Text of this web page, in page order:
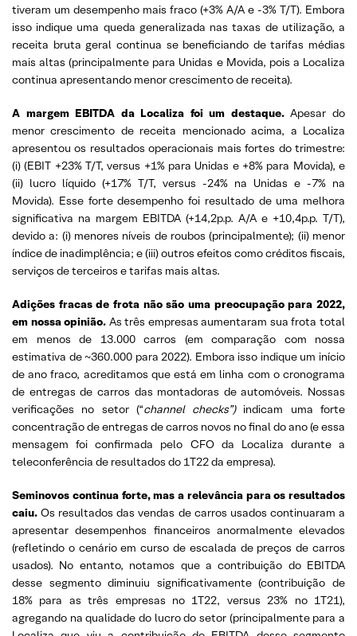
tiveram um desempenho mais fraco (+3% A/A e -3% T/T). Embora
isso indique uma queda generalizada nas taxas de utilização, a
receita bruta geral continua se beneficiando de tarifas médias
mais altas (principalmente para Unidas e Movida, pois a Localiza
continua apresentando menor crescimento de receita).
A margem EBITDA da Localiza foi um destaque.Apesar do
menor crescimento de receita mencionado acima, a Localiza
apresentou os resultados operacionais mais fortes do trimestre:
(i) (EBIT +23% T/T, versus +1% para Unidas e +8% para Movida), e
(ii) lucro líquido (+17% T/T, versus -24% na Unidas e -7% na
Movida). Esse forte desempenho foi resultado de uma melhora
significativa na margem EBITDA (+14,2p.p. A/A e +10,4p.p. T/T),
devido a: (i) menores níveis de roubos (principalmente); (ii) menor
índice de inadimplência; e (iii) outros efeitos como créditos fiscais,
serviços de terceiros e tarifas mais altas.
Adições fracas de frota não são uma preocupação para 2022,
em nossa opinião. As três empresas aumentaram sua frota total
em menos de 13.000 carros (em comparação com nossa
estimativa de ~360.000 para 2022). Embora isso indique um início
de ano fraco, acreditamos que está em linha com o cronograma
de entregas de carros das montadoras de automóveis. Nossas
verificações no setor (“channel checks”)indicam uma forte
concentração de entregas de carros novos no final do ano (e essa
mensagem foi confirmada pelo CFO da Localiza durante a
teleconferência de resultados do 1T22 da empresa).
Seminovos continua forte, mas a relevância para os resultados
caiu.Os resultados das vendas de carros usados ​​continuaram a
apresentar desempenhos financeiros anormalmente elevados
(refletindo o cenário em curso de escalada de preços de carros
usados). No entanto, notamos que a contribuição do EBITDA
desse segmento diminuiu significativamente (contribuição de
18% para as três empresas no 1T22, versus 23% no 1T21),
agregando na qualidade do lucro do setor (principalmente para a